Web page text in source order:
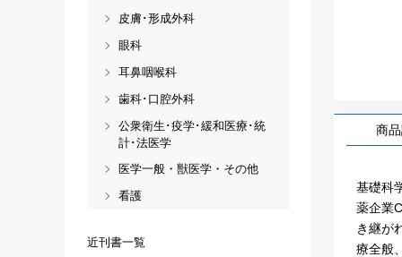
商
基礎科
薬企業
き継が
療全般
皮膚･形成外科
眼科
耳鼻咽喉科
歯科･口腔外科
公衆衛生･疫学･緩和医療･統
計･法医学
医学一般・獣医学・その他
看護
近刊書一覧